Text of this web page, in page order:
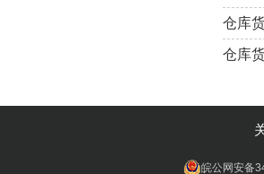
仓库
仓库
皖公网安备